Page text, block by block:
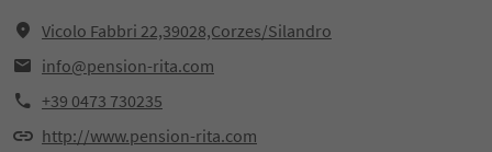
Vicolo Fabbri 22,39028,Corzes/Silandro
info@pension-rita.com
+39 0473 730235
http://www.pension-rita.com